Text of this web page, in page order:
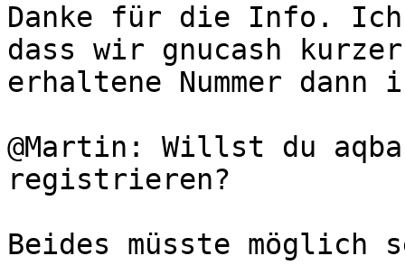
Danke für die Info.
dass wir gnucash
erhaltene Nummer dann
@Martin: Willst du
registrieren?
Beides müsste möglich